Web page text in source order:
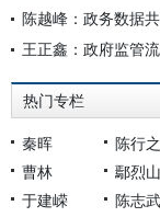
陈越峰：政务数据
王正鑫：政府监管
热门专栏
秦晖 陈行之
曹林
鄢烈山
于建嵘
陈志武